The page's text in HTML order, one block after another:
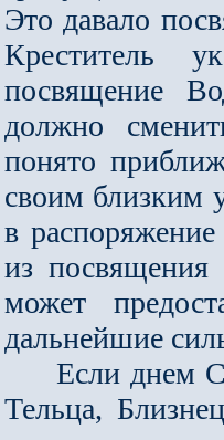
Это давало
Креститель
посвящение
должно
понято
своим близким
в
из
может
дальнейшие
Если днем
Тельца,